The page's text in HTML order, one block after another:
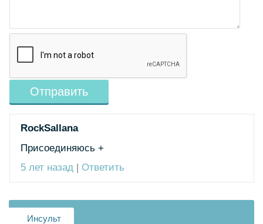
RockSallana
Присоединяюсь +
5 лет назад | Ответить
Инсульт